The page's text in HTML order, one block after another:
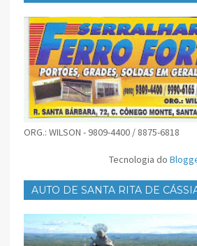
ORG.: WILSON - 9809-4400 / 8875-6818
Tecnologia do
AUTO DE SANTA RITA DE